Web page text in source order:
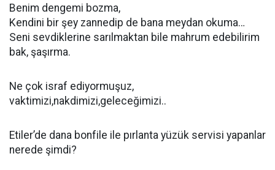
Benim dengemi bozma,
Kendini bir şey zannedip de bana meydan okuma…
Seni sevdiklerine sarılmaktan bile mahrum edebilirim
bak, şaşırma.
Ne çok israf ediyormuşuz,
vaktimizi,nakdimizi,geleceğimizi..
Etiler’de dana bonfile ile pırlanta yüzük servisi yapanlar
nerede şimdi?